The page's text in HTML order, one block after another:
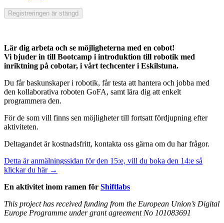
Registreringen är stängd
Lär dig arbeta och se möjligheterna med en cobot!
Vi bjuder in till Bootcamp i introduktion till robotik med
inriktning på cobotar, i vårt techcenter i Eskilstuna.
Du får baskunskaper i robotik, får testa att hantera och jobba med
den kollaborativa roboten GoFA, samt lära dig att enkelt
programmera den.
För de som vill finns sen möjligheter till fortsatt fördjupning efter
aktiviteten.
Deltagandet är kostnadsfritt, kontakta oss gärna om du har frågor.
Detta är anmälningssidan för den 15:e, vill du boka den 14:e så
klickar du här →
En aktivitet inom ramen för Shiftlabs
This project has received funding from the European Union’s Digital
Europe Programme under grant agreement No 101083691